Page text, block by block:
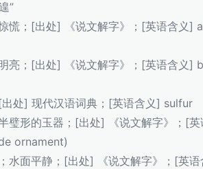
”
慌；[出处] 《说文解字》；[英语含义]
亮；[出处] 《说文解字》；[英语含义]
处] 现代汉语词典；[英语含义] sulfur
璧形的玉器；[出处] 《说文解字》；[英
ornament)
水面平静；[出处] 《说文解字》；[英语